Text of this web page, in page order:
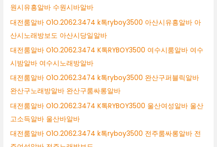
원시유흥알바 수원시바알바
대전룸알바 O1O.2062.3474 k톡ryboy3500 아산시유흥알바 아
산시노래방보도 아산시당일알바
대전룸알바 O1O.2062.3474 K톡RYBOY3500 여수시룸알바 여수
시밤알바 여수시노래방알바
대전룸알바 O1O.2062.3474 k톡ryboy3500 완산구퍼블릭알바
완산구노래방알바 완산구룸싸롱알바
대전룸알바 O1O.2062.3474 K톡RYBOY3500 울산여성알바 울산
고소득알바 울산바알바
대전룸알바 O1O.2062.3474 k톡ryboy3500 전주룸싸롱알바 전